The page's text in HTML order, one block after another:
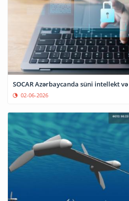
SOCAR Azərbaycanda süni intellekt
02-06-2026